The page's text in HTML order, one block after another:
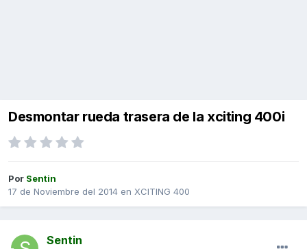
Desmontar rueda trasera de la xciting 400i
Por Sentin
17 de Noviembre del 2014 en XCITING 400
Sentin